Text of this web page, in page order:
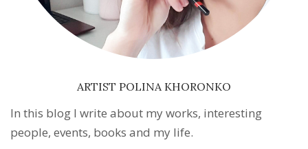
ARTIST POLINA KHORONKO
In this blog I write about my works, interesting
people, events, books and my life.